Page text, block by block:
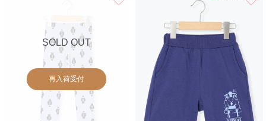
SOLD OUT
再入荷受付